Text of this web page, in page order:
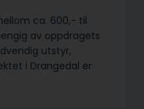
ca. 600,- til
av oppdragets
utstyr,
i Drangedal er